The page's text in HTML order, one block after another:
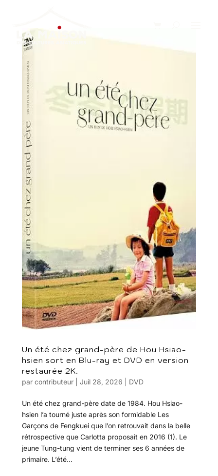
Un été chez grand-père de Hou Hsiao-
hsien sort en Blu-ray et DVD en version
restaurée 2K.
par contributeur| Juil 28, 2026 DVD
Un été chez grand-père date de 1984. Hou Hsiao-
hsien l’a tourné juste après son formidable Les
Garçons de Fengkuei que l’on retrouvait dans la belle
rétrospective que Carlotta proposait en 2016 (1). Le
jeune Tung-tung vient de terminer ses 6 années de
primaire. L’été...